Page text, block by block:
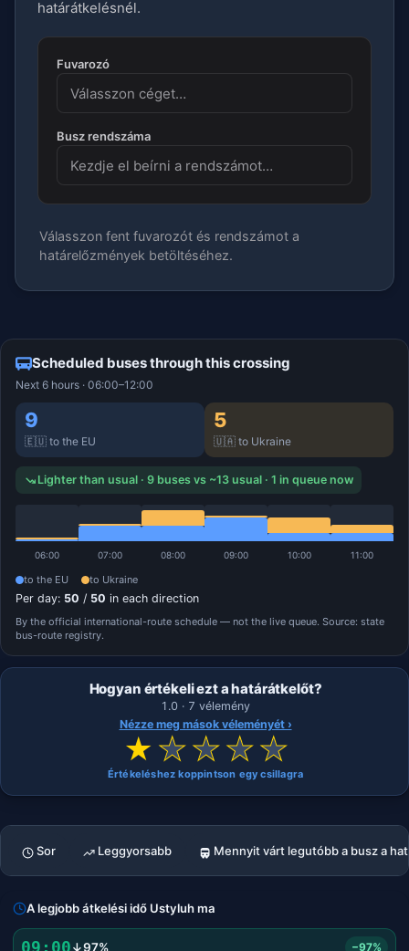
Sor Leggyorsabb Mennyit várt legutóbb a busz a
határátkelésnél.
Fuvarozó
Busz rendszáma
Válasszon fent fuvarozót és rendszámot a
határelőzmények betöltéséhez.
Scheduled buses through this crossing
Next 6 hours · 06:00–12:00
9
🇪🇺 to the EU
5
🇺🇦 to Ukraine
Lighter than usual · 9 buses vs ~13 usual · 1 in queue now
06:00 07:00 08:00 09:00 10:00 11:00
to the EU to Ukraine
Per day: 50 / 50 in each direction
By the official international-route schedule — not the live queue. Source: state
bus-route registry.
Hogyan értékeli ezt a határátkelőt?
1.0 · 7 vélemény
Nézze meg mások véleményét ›
★ ★★★★
Értékeléshez koppintson egy csillagra
A legjobb átkelési idő Ustyluh ma
↓97% −97%